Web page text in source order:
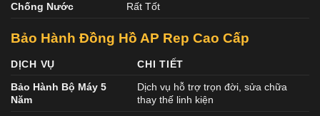
Chống Nước Rất Tốt
Bảo Hành Đồng Hồ AP Rep Cao Cấp
DỊCH VỤ
CHI TIẾT
Bảo Hành Bộ Máy 5
Năm
Dịch vụ hỗ trợ trọn đời, sửa chữa
thay thế linh kiện